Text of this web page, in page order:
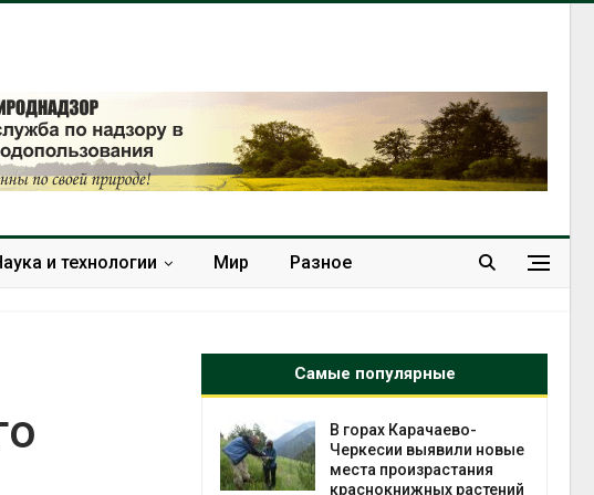
и технологии Мир Разное
Самые популярные
В горах Карачаево-
Черкесии выявили новые
В Домодедове
ликвидируют
последствия разлива
химикатов после пожара